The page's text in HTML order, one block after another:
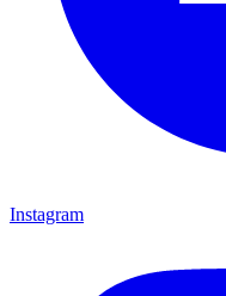
Instagram